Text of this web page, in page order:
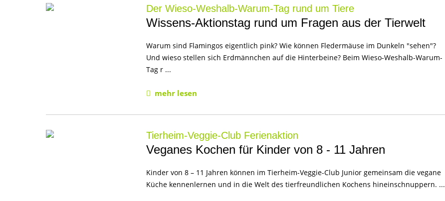
Der Wieso-Weshalb-Warum-Tag rund um Tiere
Wissens-Aktionstag rund um Fragen aus der Tierwelt
Warum sind Flamingos eigentlich pink? Wie können Fledermäuse im Dunkeln "sehen"?
Und wieso stellen sich Erdmännchen auf die Hinterbeine? Beim Wieso-Weshalb-Warum-
Tag r ...
mehr lesen
Tierheim-Veggie-Club Ferienaktion
Veganes Kochen für Kinder von 8 - 11 Jahren
Kinder von 8 – 11 Jahren können im Tierheim-Veggie-Club Junior gemeinsam die vegane
Küche kennenlernen und in die Welt des tierfreundlichen Kochens hineinschnuppern. ...